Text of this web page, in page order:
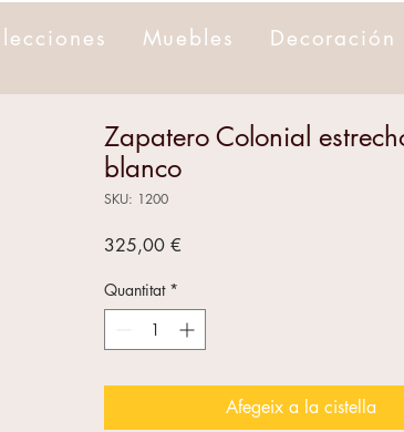
Muebles Decoración
Zapatero Colonial
blanco
SKU: 1200
325,00 €
Quantitat *
Afegeix a la cistella